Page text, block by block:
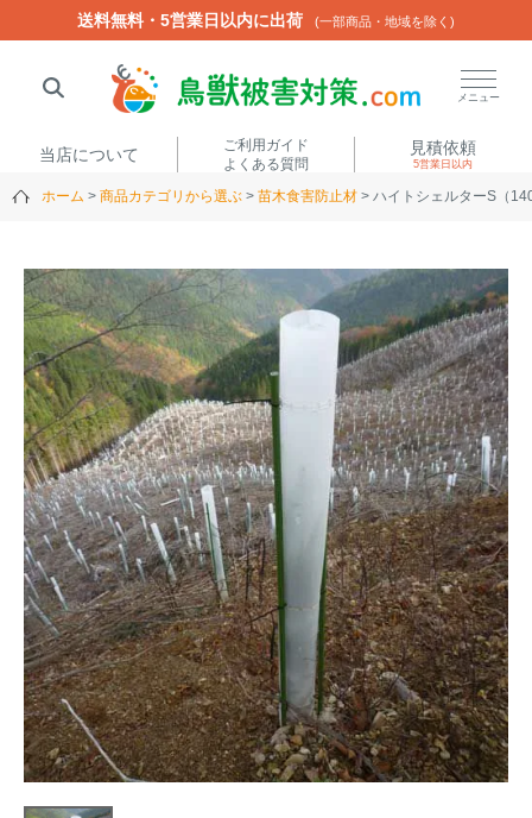
送料無料・5営業日以内に出荷 (一部商品・地域を除く)
メニュー
当店について
ご利用ガイド
よくある質問
見積依頼
5営業日以内
ホーム 商品カテゴリから選ぶ 苗木食害防止材 ハイトシェルターS（
送料無料・5営業日以内に出荷 (一部商品・地域を除く)
閉じる
楽落くんハイトシェルター侵入禁刺イノシッシ
いのししくん TREL4G-Rアニマルネット2300
アニマルセンサー
商品カテゴリから選ぶ
電気柵
トレイルカメラ（セン
サーカメラ）
屋外防犯・監視カメ
ラ（SDカード録画）
ICT・IoT機器（捕獲通
知・遠隔監視）
金網柵（ワイヤーメッシ
箱わな（アライグマ・ハ
クビシン・ネズミ等）
防獣・防鳥ネット
くくり罠（イノシシ・
シカ等）
苗木食害防止材